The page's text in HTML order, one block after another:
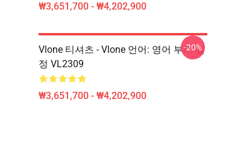
₩3,651,700 - ₩4,202,900
Vlone 티셔츠 - Vlone 언어: 영어 부티 검
정 VL2309
₩3,651,700 - ₩4,202,900
-20%